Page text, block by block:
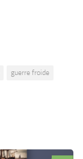
guerre froide